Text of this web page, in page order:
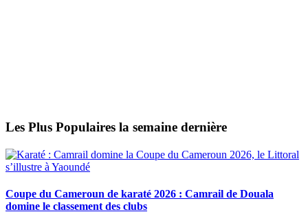
Les Plus Populaires la semaine dernière
Coupe du Cameroun de karaté 2026 : Camrail de Douala
domine le classement des clubs